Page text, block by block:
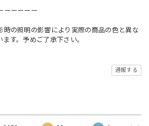
ーーーーー
の照明の影響により実際の商品の色と異な
す。予めご了承下さい。
通報する